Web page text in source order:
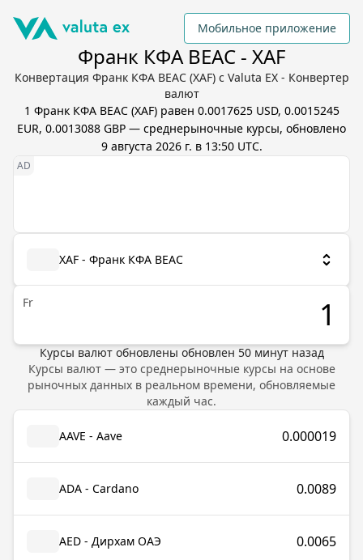
Мобильное приложение
Франк КФА BEAC - XAF
Конвертация Франк КФА BEAC (XAF) с Valuta EX - Конвертер
валют
1 Франк КФА BEAC(XAF) равен 0.0017625 USD, 0.0015245
EUR, 0.0013088 GBP — среднерыночные курсы, обновлено
9 августа 2026 г. в 13:50 UTC.
XAF - Франк КФА BEAC
Fr
Курсы валют обновлены обновлен 50минут назад
Курсы валют — это среднерыночные курсы на основе
рыночных данных в реальном времени, обновляемые
каждый час.
AAVE - Aave 0.000019
ADA - Cardano 0.0089
AED - Дирхам ОАЭ 0.0065